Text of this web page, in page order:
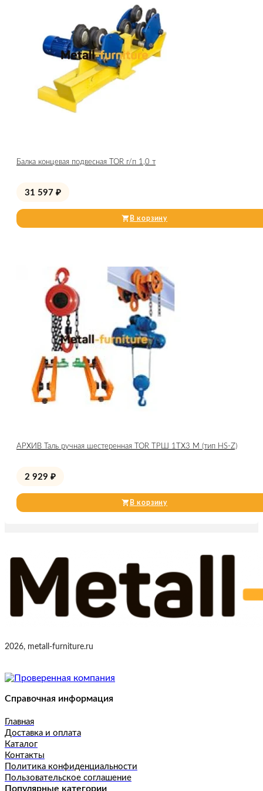
Балка концевая подвесная TOR г/п 1,0 т
31 597 ₽
В корзину
АРХИВ Таль ручная шестеренная TOR ТРШ 1ТХ3 М (тип HS-Z)
2 929 ₽
В корзину
2026, metall-furniture.ru
Справочная информация
Главная
Доставка и оплата
Каталог
Контакты
Политика конфиденциальности
Пользовательское соглашение
Популярные категории